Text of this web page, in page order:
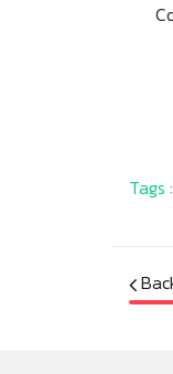
Tags :